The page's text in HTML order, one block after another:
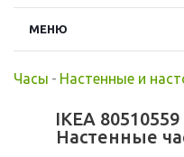
МЕНЮ
Часы - Настенные и
IKEA
Настенные